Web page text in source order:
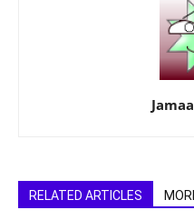
RELATED ARTICLES